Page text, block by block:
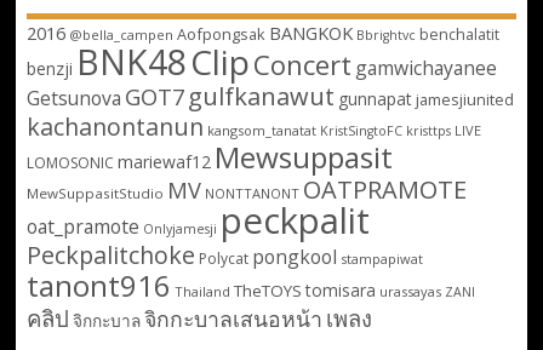
2016 @bella_campen Aofpongsak BANGKOK Bbrightvc benchalatit
benzji BNK48ClipConcert gamwichayanee
Getsunova GOT7 gulfkanawut gunnapat jamesjiunited
kachanontanun kangsom_tanatat KristSingtoFC kristtps LIVE
LOMOSONIC mariewaf12 Mewsuppasit
MewSuppasitStudio MV NONTTANONT OATPRAMOTE
oat_pramote Onlyjamesji peckpalit
Peckpalitchoke Polycat pongkool stampapiwat
tanont916 Thailand TheTOYS tomisara urassayas ZANI
คลิป จิกกะบาลจิกกะบาลเสนอหน้า เพลง